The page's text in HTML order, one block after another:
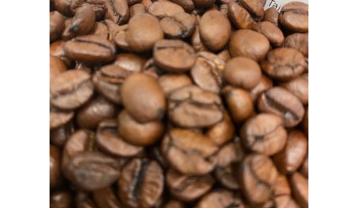
valinnat
tuotteen
sivulla.